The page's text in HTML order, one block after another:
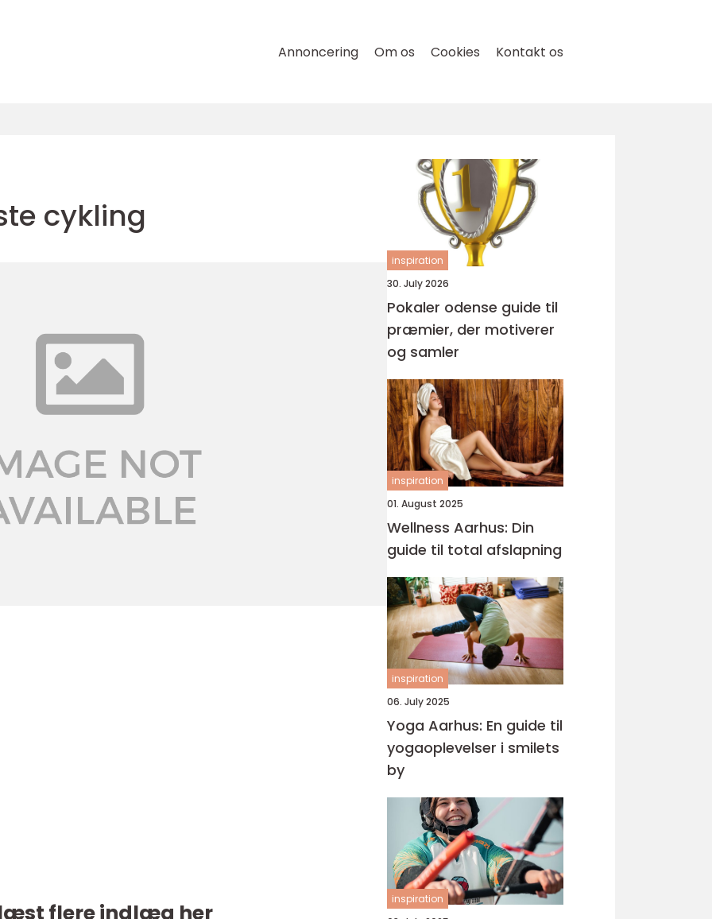
Annoncering Om os Cookies Kontakt os
cykling
flere indlæg her
inspiration
30. July 2026
Pokaler odense guide til
præmier, der motiverer
og samler
inspiration
01. August 2025
Wellness Aarhus: Din
guide til total afslapning
inspiration
06. July 2025
Yoga Aarhus: En guide til
yogaoplevelser i smilets
by
inspiration